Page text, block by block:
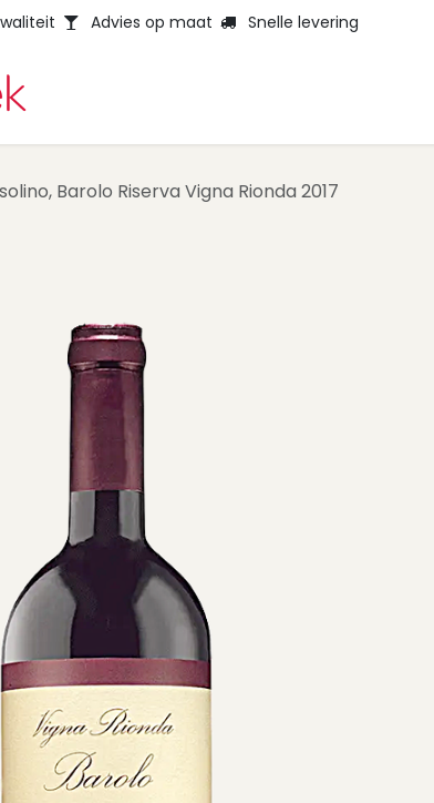
Advies op maat Snelle levering
Barolo Riserva Vigna Rionda 2017